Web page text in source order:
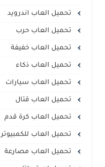
تحميل العاب اندرويد
تحميل العاب حرب
تحميل العاب خفيفة
تحميل العاب ذكاء
تحميل العاب سيارات
تحميل العاب قتال
تحميل العاب كرة قدم
تحميل العاب للكمبيوتر
تحميل العاب مصارعة